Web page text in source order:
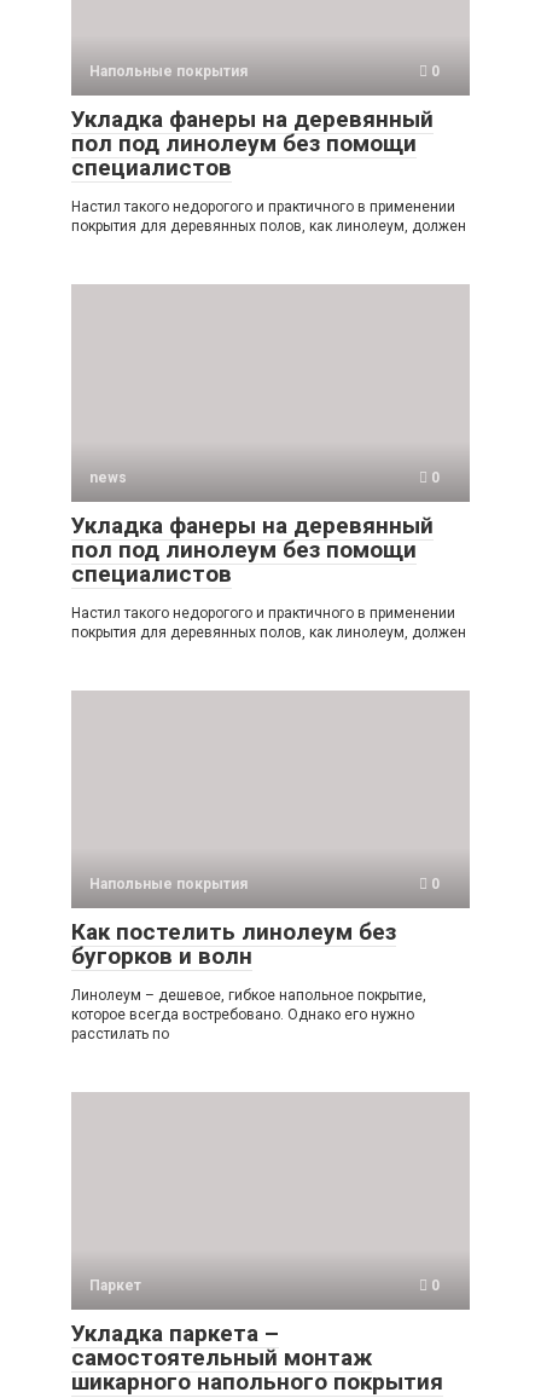
Напольные покрытия 0
Укладка фанеры на деревянный
пол под линолеум без помощи
специалистов
Настил такого недорогого и практичного в применении
покрытия для деревянных полов, как линолеум, должен
news 0
Укладка фанеры на деревянный
пол под линолеум без помощи
специалистов
Настил такого недорогого и практичного в применении
покрытия для деревянных полов, как линолеум, должен
Напольные покрытия 0
Как постелить линолеум без
бугорков и волн
Линолеум – дешевое, гибкое напольное покрытие,
которое всегда востребовано. Однако его нужно
расстилать по
Паркет 0
Укладка паркета –
самостоятельный монтаж
шикарного напольного покрытия